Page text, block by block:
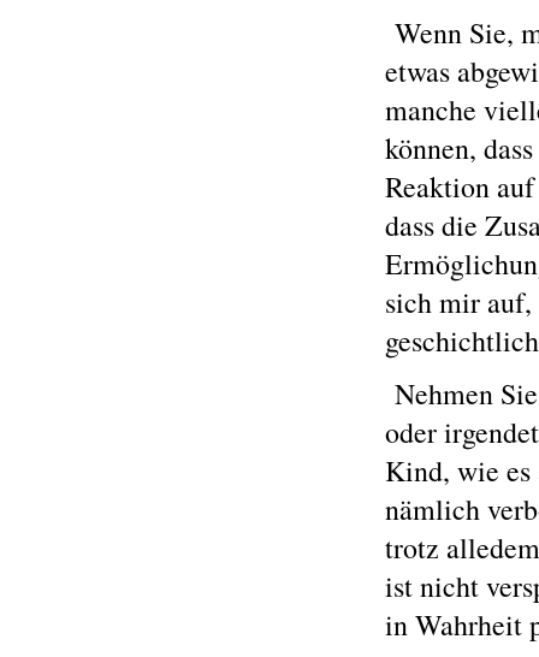
Wenn Sie,
etwas
manche
können,
Reaktion
dass die
sich mir auf,
Nehmen
oder
Kind, wie
nämlich
trotz
ist nicht
in Wahrheit